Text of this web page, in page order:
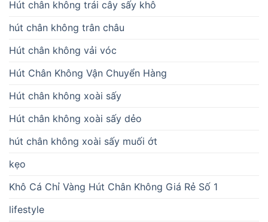
Hút chân không trái cây sấy khô
hút chân không trân châu
Hút chân không vải vóc
Hút Chân Không Vận Chuyển Hàng
Hút chân không xoài sấy
Hút chân không xoài sấy dẻo
hút chân không xoài sấy muối ớt
kẹo
Khô Cá Chỉ Vàng Hút Chân Không Giá Rẻ Số 1
lifestyle